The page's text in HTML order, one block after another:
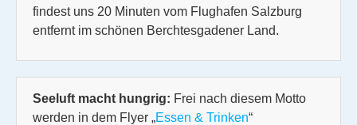
findest uns 20 Minuten vom Flughafen Salzburg
entfernt im schönen Berchtesgadener Land.
Seeluft macht hungrig: Frei nach diesem Motto
werden in dem Flyer „Essen & Trinken“